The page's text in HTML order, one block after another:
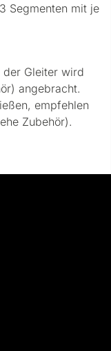
Segmenten mit je
der Gleiter wird
angebracht.
empfehlen
Zubehör).